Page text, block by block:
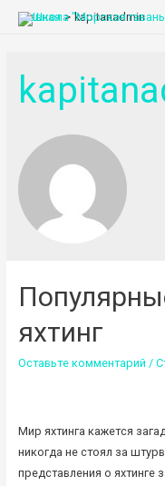
Главная kapitanadmin
яхтинг
Оставьте комментарий /
Мир яхтинга кажется
никогда не стоял за
представления о яхтинге